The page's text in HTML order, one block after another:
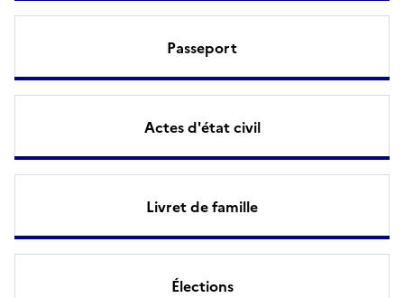
Passeport
Actes d'état civil
Livret de famille
Élections